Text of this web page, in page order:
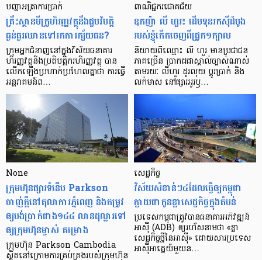
បញ្ហា​អត្រា​ការប្រាក់
គ្រឹះស្ថាន​មីក្រូ​ហិរញ្ញវត្ថុ​នឹង​ជួប​វិបត្តិ​
ធ្ងន់ធ្ងរ​ឈាន​ទៅ​រក​ការ​ក្ស័យធន?
ក្រុម​អ្នក​ជំនាញ​នៅ​ក្នុង​វិស័យ​ធនាគារ
ហិរញ្ញវត្ថុ​និង​ប្រតិបត្តិករ​ហិរញ្ញ​វត្ថុ បាន​​
លើក​ឡើង​ប្រហាក់​ប្រហែល​គ្នា​ថា ការ​ធ្វើ​
អន្តរាគមន៍​ព…
ពាណិជ្ជករជោគជ័យ
ឧកញ៉ា លី ហួរ៖ ដើមទុនរកស៊ីដំបូង
របស់ខ្ញុំកើតចេញពីជ្រូក១ក្បាល
និយាយ​ពី​ឈ្មោះ លី ហួរ មាន​ប្រជាជន​
ភាគ​ច្រើន ប្រាកដ​ជា​ស្គាល់​ច្បាស់​ណាស់
តាមរយៈ លីហួរ ដូរ​លុយ ប្តូរ​បា្រក់ និង​
លក់​មាស នៅ​ផ្សារ​អូរ​ឫ…
None
ក្រុមហ៊ុនផ្សារទំនើប Parkson
ចាញ់ក្ដីនៅតុលាការភ្នំពេញ និងតម្រូវ
ឲ្យបង់ប្រាក់ជាង១៤៤ លានដុល្លារទៅ
ឲ្យក្រុមហ៊ុនម្ចាស់ គម្រោង
ក្រុមហ៊ុន Parkson Cambodia
ស្ថិតនៅក្រោមការគ្រប់គ្រងរបស់ក្រុមហ៊ុន
សេដ្ឋកិច្ច​
វិស័យ​សំខាន់ៗ​៤​ដែល​ធ្វើ​ឲ្យ​កម្ពុជា​
ក្លាយ​ជា​កូន​ខ្លា​សេដ្ឋកិច្ច​ក្នុង​តំបន់
ប្រទេស​កម្ពុជា​ត្រូវ​បាន​ធនាគារ​អភិវឌ្ឍន៍​
អាស៊ី (ADB) ឲ្យ​រហ័ស​នាមថា «ខ្លា​
សេដ្ឋកិច្ច​ថ្មី​នៃ​អាស៊ី» ដោយសារ​ប្រទេស​
អាស៊ី​អាគ្នេយ៍​មួយ​ន…